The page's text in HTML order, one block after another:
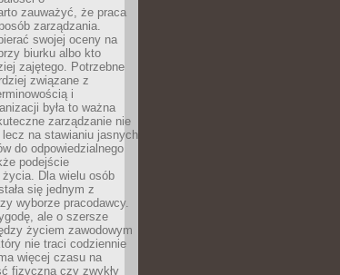
zauważyć, że praca
zarządzania.
swojej oceny na
biurku albo kto
zajętego. Potrzebne
związane z
i
była to ważna
zarządzanie nie
lecz na stawianiu jasnych
do odpowiedzialnego
podejście
Dla wielu osób
się jednym z
wyborze pracodawcy.
ale o szersze
życiem zawodowym
nie traci codziennie
więcej czasu na
fizyczną czy zwykły